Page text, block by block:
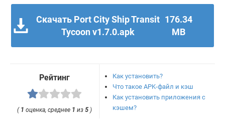
Скачать Port City Ship Transit
Tycoon v1.7.0.apk
176.34
MB
Рейтинг
( 1 оценка, среднее 1 из5 )
Как установить?
Что такое APK-файл и кэш
Как установить приложения с
кэшем?